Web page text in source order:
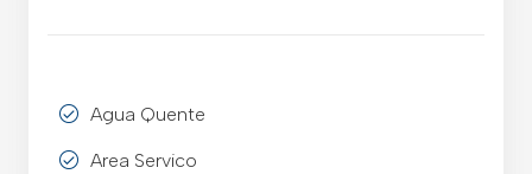
Agua Quente
Area Servico